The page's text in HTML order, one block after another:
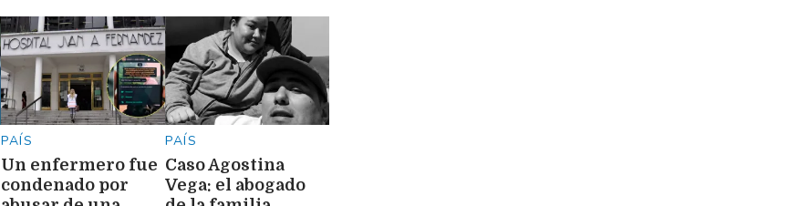
PAÍS
Un enfermero fue
condenado por
PAÍS
Caso Agostina
Vega: el abogado